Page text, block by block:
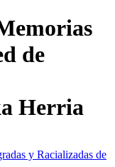
de
Herria
y Racializadas de